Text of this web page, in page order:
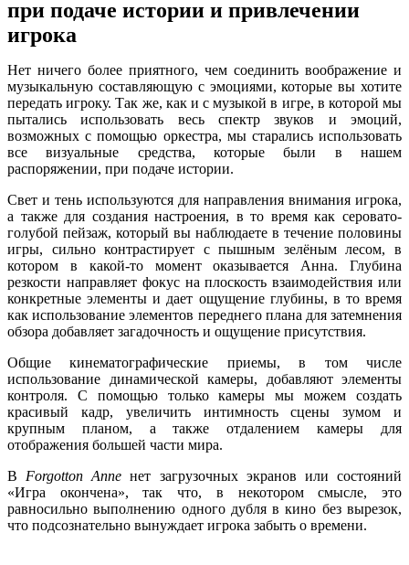
при подаче истории и привлечении
игрока
Нет ничего более приятного, чем соединить воображение и
музыкальную составляющую с эмоциями, которые вы хотите
передать игроку. Так же, как и с музыкой в ​​игре, в которой мы
пытались использовать весь спектр звуков и эмоций,
возможных с помощью оркестра, мы старались использовать
все визуальные средства, которые были в нашем
распоряжении, при подаче истории.
Свет и тень используются для направления внимания игрока,
а также для создания настроения, в то время как серовато-
голубой пейзаж, который вы наблюдаете в течение половины
игры, сильно контрастирует с пышным зелёным лесом, в
котором в какой-то момент оказывается Анна. Глубина
резкости направляет фокус на плоскость взаимодействия или
конкретные элементы и дает ощущение глубины, в то время
как использование элементов переднего плана для затемнения
обзора добавляет загадочность и ощущение присутствия.
Общие кинематографические приемы, в том числе
использование динамической камеры, добавляют элементы
контроля. С помощью только камеры мы можем создать
красивый кадр, увеличить интимность сцены зумом и
крупным планом, а также отдалением камеры для
отображения большей части мира.
В Forgotton Anne нет загрузочных экранов или состояний
«Игра окончена», так что, в некотором смысле, это
равносильно выполнению одного дубля в кино без вырезок,
что подсознательно вынуждает игрока забыть о времени.